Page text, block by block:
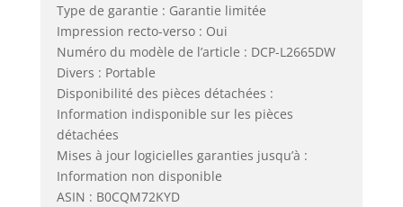
Type de garantie : Garantie limitée
Impression recto-verso : Oui
Numéro du modèle de l’article : DCP-L2665DW
Divers : Portable
Disponibilité des pièces détachées :
Information indisponible sur les pièces
détachées
Mises à jour logicielles garanties jusqu’à :
Information non disponible
ASIN : B0CQM72KYD